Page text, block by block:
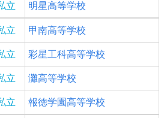
立 明星高等学校
立 甲南高等学校
立 彩星工科高等学校
立 灘高等学校
立 報徳学園高等学校